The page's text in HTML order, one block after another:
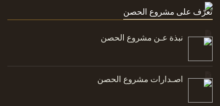
تعرّف على مشروع الحصن
نبذة عـن مشروع الحصن
اصـدارات مشروع الحصن